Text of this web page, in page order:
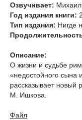
Озвучивает: Михаил
Год издания книги:
Тип издания: Нигде
Описание:
О жизни и судьбе
«недостойного сына
рассказывает новый
М. Ишкова.
Файл